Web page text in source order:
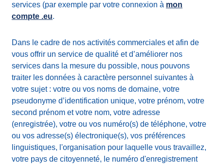
services (par exemple par votre connexion à mon
compte .eu.
Dans le cadre de nos activités commerciales et afin de
vous offrir un service de qualité et d’améliorer nos
services dans la mesure du possible, nous pouvons
traiter les données à caractère personnel suivantes à
votre sujet : votre ou vos noms de domaine, votre
pseudonyme d’identification unique, votre prénom, votre
second prénom et votre nom, votre adresse
(enregistrée), votre ou vos numéro(s) de téléphone, votre
ou vos adresse(s) électronique(s), vos préférences
linguistiques, l'organisation pour laquelle vous travaillez,
votre pays de citoyenneté, le numéro d'enregistrement